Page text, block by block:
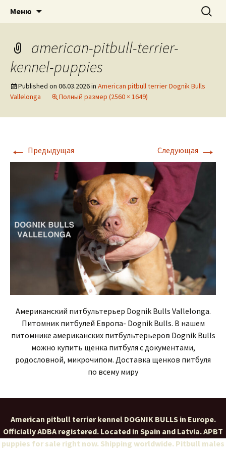
DOGNIK BULLS
American pitbull terrier kennel DOGNIK
BULLS Europe. ADBA registered. APBT
puppies for sale. Worldwide shipping
Меню Найти:
american-pitbull-terrier-
kennel-puppies
Published on 06.03.2026in American pitbull terrier Dognik Bulls
Vallelonga
Полный размер (2560 × 1649)
← Предыдущая Следующая →
Американский питбультерьер Dognik Bulls Vallelonga.
Питомник питбулей Европа- Dognik Bulls. В нашем
питомнике американских питбультерьеров Dognik Bulls
можно купить щенка питбуля с документами,
родословной, микрочипом. Доставка щенков питбуля
по всему миру
American pitbull terrier kennel DOGNIK BULLS in Europe.
Officially ADBA registered. Located in Spain and Latvia. APBT
puppies for sale right now. Shipping worldwide. Pitbull males